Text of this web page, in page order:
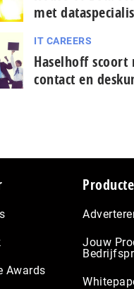
met
IT CAREERS
Haselhoff
contact en
Awards
Jouw